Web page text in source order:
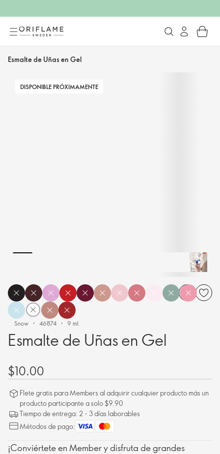
Esmalte de Uñas en Gel
DISPONIBLE PRÓXIMAMENTE
Esmalte de Uñas en Gel
Snow 46874 9 ml.
$10.00
Flete gratis para Members al adquirir cualquier producto más un
producto participante a solo $9.90
Tiempo de entrega: 2 - 3 días laborables
Métodos de pago:
¡Conviértete en Member y disfruta de grandes